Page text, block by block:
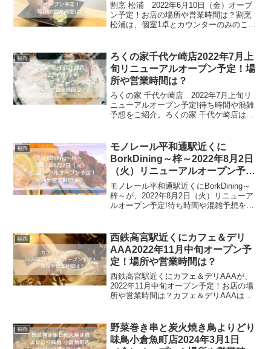
割烹 松浦 2022年6月10日（金）オープ
ン予定！お店の場所や営業時間は？割烹
松浦は、個室1卓とカウンターのみのこじ
1階にオープンします。お店の印象とは裏
腹な明...
福岡
ろくの家千代ケ崎店2022年7月上
旬リニューアルオープン予定！場
所や営業時間は？
ろくの家 千代ケ崎店 2022年7月上旬リ
ニューアルオープン予定!待ち時間や混雑
予想をご紹介。ろくの家 千代ケ崎店は、
ン専門店「みそ太郎 八幡西店」になり、
みそ太郎 ...
福岡
モノレール平和通駅近くに
BorkDining～梓～2022年8月2日
（火）リニューアルオープン予
定！場所や営業時間は？
モノレール平和通駅近くにBorkDining～
梓～が、2022年8月2日（火）リニューア
ルオープン予定!待ち時間や混雑予想を紹
できる大人の隠れ家的お店で、カッ...
福岡
西鉄高宮駅近くにカフェ＆デリ
AAA2022年11月中旬オープン予
定！場所や営業時間は？
西鉄高宮駅近くにカフェ＆デリAAAが、
2022年11月中旬オープン予定！お店の場
所や営業時間は？カフェ＆デリAAAは、
な外観で、居心地の良い店内を作り上げ
ています。コーヒ...
福岡
野菜巻き串と炭火焼き鳥よりどり
味鳥小倉魚町店2024年3月1日